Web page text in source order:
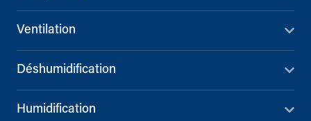
Ventilation
Déshumidification
Humidification